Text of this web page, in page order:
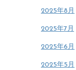
2025年8月
2025年7月
2025年6月
2025年5月